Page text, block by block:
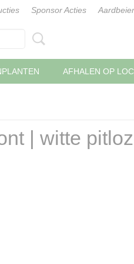
Sponsor Acties
AFHALEN OP
| witte